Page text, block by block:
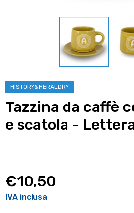
HISTORY&HERALDRY
Tazzina da caffè
e scatola -
€10,50
IVA inclusa